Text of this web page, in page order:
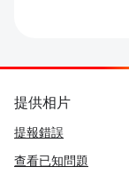
提供相片
提報錯誤
查看已知問題